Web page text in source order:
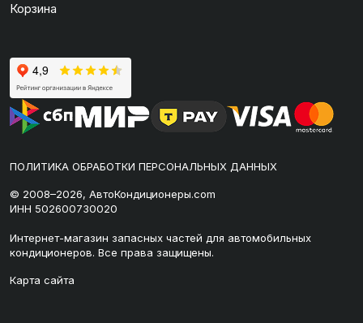
Корзина
ПОЛИТИКА ОБРАБОТКИ ПЕРСОНАЛЬНЫХ ДАННЫХ
© 2008–2026, АвтоКондиционеры.com
ИНН 502600730020
Интернет-магазин запасных частей для автомобильных
кондиционеров. Все права защищены.
Карта сайта